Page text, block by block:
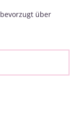
über